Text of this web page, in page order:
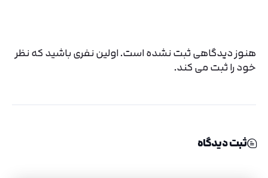
هنوز دیدگاهی ثبت نشده است. اولین نفری باشید که نظر
خود را ثبت می کند.
ثبت دیدگاه